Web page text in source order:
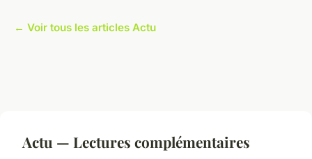
← Voir tous les articles Actu
Actu — Lectures complémentaires